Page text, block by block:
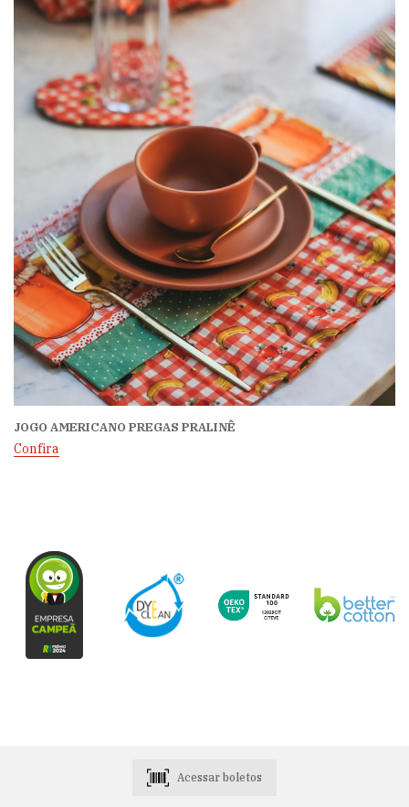
JOGO AMERICANO PREGAS PRALINÊ
Confira
Acessar boletos